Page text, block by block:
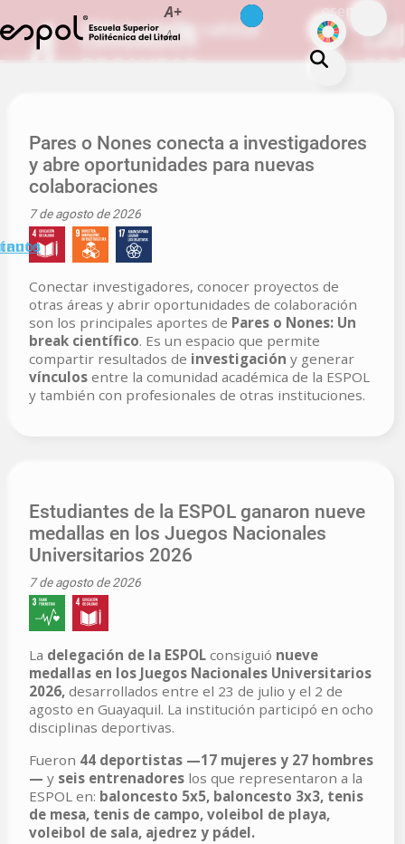
Skip to main content
A+
A-
esen
ODS
Education
Campus life
Research
Our Print
Transparency
Educación de calidad
Pares o Nones conecta a investigadores
y abre oportunidades para nuevas
colaboraciones
7 de agosto de 2026
Conectar investigadores, conocer proyectos de
otras áreas y abrir oportunidades de colaboración
son los principales aportes de Pares o Nones: Un
break científico. Es un espacio que permite
compartir resultados de investigación y generar
vínculos entre la comunidad académica de la ESPOL
y también con profesionales de otras instituciones.
Estudiantes de la ESPOL ganaron nueve
medallas en los Juegos Nacionales
Universitarios 2026
7 de agosto de 2026
La delegación de la ESPOL consiguió nueve
medallas en los Juegos Nacionales Universitarios
2026, desarrollados entre el 23 de julio y el 2 de
agosto en Guayaquil. La institución participó en ocho
disciplinas deportivas.
Fueron 44 deportistas —17 mujeres y 27 hombres
— y seis entrenadores los que representaron a la
ESPOL en: baloncesto 5x5, baloncesto 3x3, tenis
de mesa, tenis de campo, voleibol de playa,
voleibol de sala, ajedrez y pádel.